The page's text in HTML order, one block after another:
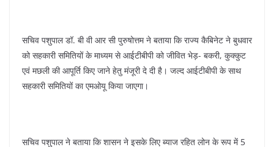
सचिव पशुपाल डॉ. बी वी आर सी पुरुषोत्तम ने बताया कि राज्य कैबिनेट ने बुधवार
को सहकारी समितियों के माध्यम से आईटीबीपी को जीवित भेड़- बकरी, कुक्कुट
एवं मछली की आपूर्ति किए जाने हेतु मंजूरी दे दी है। जल्द आईटीबीपी के साथ
सहकारी समितियों का एमओयू किया जाएगा।
सचिव पशुपाल ने बताया कि शासन ने इसके लिए ब्याज रहित लोन के रूप में 5